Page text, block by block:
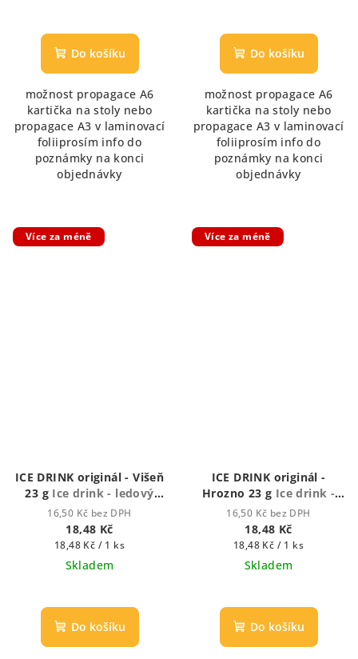
Do košíku
možnost propagace A6
kartička na stoly nebo
propagace A3 v laminovací
foliiprosím info do
poznámky na konci
objednávky
Do košíku
možnost propagace A6
kartička na stoly nebo
propagace A3 v laminovací
foliiprosím info do
poznámky na konci
objednávky
Více za méně
ICE DRINK originál - Višeň
23 g Ice drink - ledový
nápoj
16,50 Kč bez DPH
18,48 Kč
Měrná
cena:
18,48 Kč / 1 ks
Skladem
Do košíku
Více za méně
ICE DRINK originál -
Hrozno 23 g Ice drink -
ledový nápoj
16,50 Kč bez DPH
18,48 Kč
Měrná
cena:
18,48 Kč / 1 ks
Skladem
Do košíku